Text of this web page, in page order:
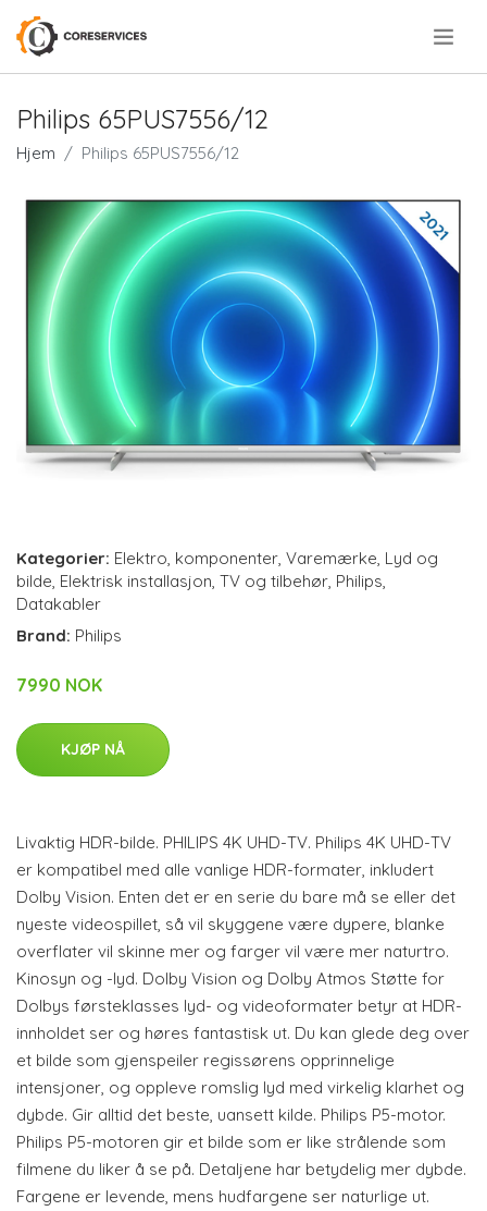
Philips 65PUS7556/12
Hjem Philips 65PUS7556/12
Kategorier: Elektro komponenter Varemærke Lyd og
bilde Elektrisk installasjon TV og tilbehør Philips
Datakabler
Brand: Philips
7990 NOK
KJØP NÅ
Livaktig HDR-bilde. PHILIPS 4K UHD-TV. Philips 4K UHD-TV
er kompatibel med alle vanlige HDR-formater, inkludert
Dolby Vision. Enten det er en serie du bare må se eller det
nyeste videospillet, så vil skyggene være dypere, blanke
overflater vil skinne mer og farger vil være mer naturtro.
Kinosyn og -lyd. Dolby Vision og Dolby Atmos Støtte for
Dolbys førsteklasses lyd- og videoformater betyr at HDR-
innholdet ser og høres fantastisk ut. Du kan glede deg over
et bilde som gjenspeiler regissørens opprinnelige
intensjoner, og oppleve romslig lyd med virkelig klarhet og
dybde. Gir alltid det beste, uansett kilde. Philips P5-motor.
Philips P5-motoren gir et bilde som er like strålende som
filmene du liker å se på. Detaljene har betydelig mer dybde.
Fargene er levende, mens hudfargene ser naturlige ut.